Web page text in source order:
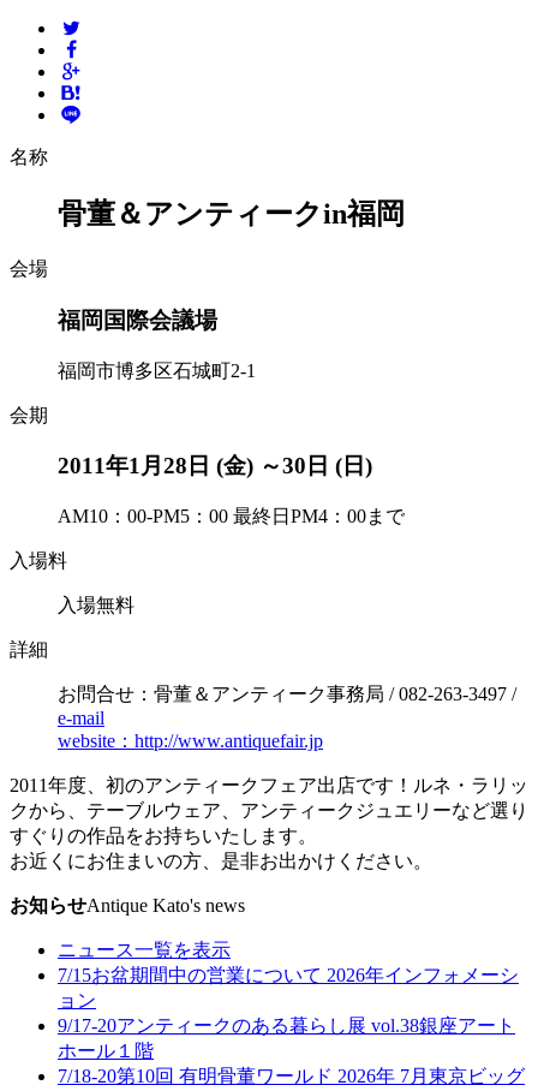
名称
骨董＆アンティークin福岡
会場
福岡国際会議場
福岡市博多区石城町2-1
会期
2011年1月28日 (金) ～30日 (日)
AM10：00-PM5：00 最終日PM4：00まで
入場料
入場無料
詳細
お問合せ：骨董＆アンティーク事務局 / 082-263-3497 /
e-mail
website：http://www.antiquefair.jp
2011年度、初のアンティークフェア出店です！ルネ・ラリッ
クから、テーブルウェア、アンティークジュエリーなど選り
すぐりの作品をお持ちいたします。
お近くにお住まいの方、是非お出かけください。
お知らせAntique Kato's news
ニュース一覧を表示
7/15お盆期間中の営業について 2026年インフォメーシ
ョン
9/17-20アンティークのある暮らし展 vol.38銀座アート
ホール１階
7/18-20第10回 有明骨董ワールド 2026年 7月 東京ビッグ